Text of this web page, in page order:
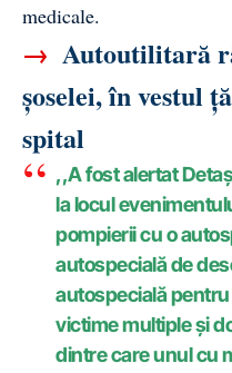
medicale.
→ Autoutilitară
șoselei, în vestul
spital
,,A fost alertat
la locul
pompierii cu o
autospecială de
autospecială
victime multiple și
dintre care unul cu